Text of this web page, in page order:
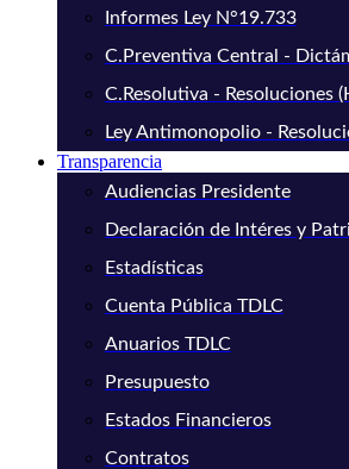
Informes Ley N°19.733
C.Preventiva Central -
C.Resolutiva - Resoluciones
Ley Antimonopolio -
Transparencia
Audiencias Presidente
Declaración de Intéres y
Estadísticas
Cuenta Pública TDLC
Anuarios TDLC
Presupuesto
Estados Financieros
Contratos